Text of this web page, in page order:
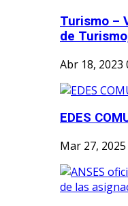
Turismo –
de
Abr 18, 2023
EDES
Mar 27, 2025